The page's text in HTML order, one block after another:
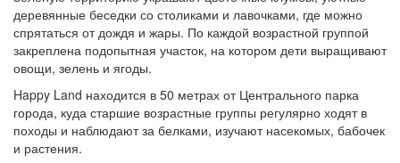
деревянные беседки со столиками и лавочками, где можно
спрятаться от дождя и жары. По каждой возрастной группой
закреплена подопытная участок, на котором дети выращивают
овощи, зелень и ягоды.
Happy Land находится в 50 метрах от Центрального парка
города, куда старшие возрастные группы регулярно ходят в
походы и наблюдают за белками, изучают насекомых, бабочек
и растения.